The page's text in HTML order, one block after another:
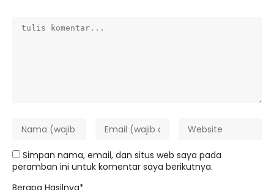
Simpan nama, email, dan situs web saya pada
peramban ini untuk komentar saya berikutnya.
Berapa Hasilnya*